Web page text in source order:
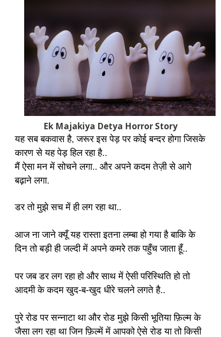
Ek Majakiya Detya Horror Story
यह सब बकवास है, जरूर इस पेड़ पर कोई बन्दर होगा जिसके
कारण से यह पेड़ हिल रहा है..
मैं ऐसा मन में सोचने लगा.. और अपने कदम तेज़ी से आगे
बढ़ाने लगा.
डर तो मुझे सच में ही लग रहा था..
आज ना जाने क्यूँ यह रास्ता इतना लम्बा हो गया है बाकि के
दिन तो बड़ी ही जल्दी में अपने कमरे तक पहुँच जाता हूँ..
पर जब डर लग रहा हो और साथ में ऐसी परिस्थिति हो तो
आदमी के कदम खुद-ब-खुद धीरे चलने लगते है..
पुरे रोड पर सन्नाटा था और रोड मुझे किसी भूतिया फ़िल्म के
जैसा लग रहा था जिन फ़िल्में में आपको ऐसे रोड या तो किसी